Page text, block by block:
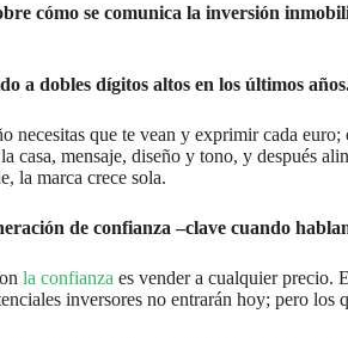
cómo se comunica la inversión
a dobles dígitos altos en los últimos
necesitas que te vean y exprimir cada
casa, mensaje, diseño y tono, y después
la marca crece sola.
de confianza –clave cuando
la confianza es vender a cualquier precio.
inversores no entrarán hoy; pero